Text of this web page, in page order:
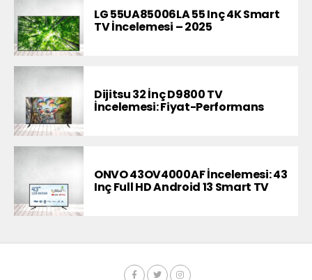
LG 55UA85006LA 55 Inç 4K Smart
TV İncelemesi – 2025
Dijitsu 32 İnç D9800 TV
İncelemesi: Fiyat-Performans
ONVO 43OV4000AF İncelemesi: 43
Inç Full HD Android 13 Smart TV